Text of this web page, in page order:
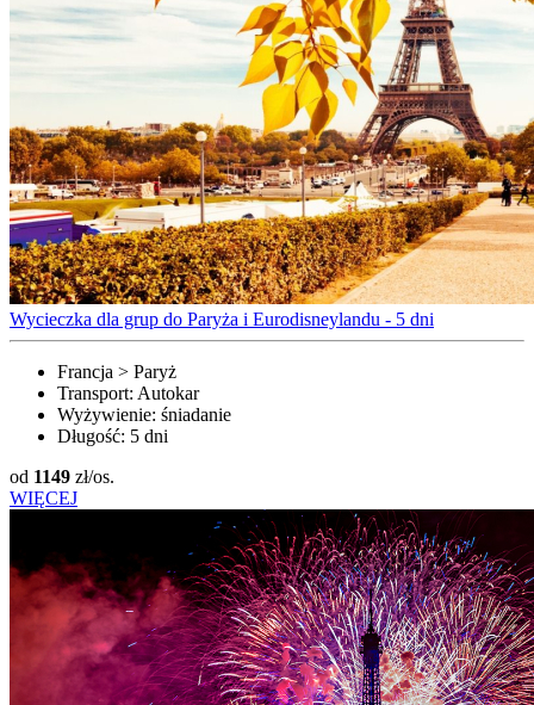
Wycieczka dla grup do Paryża i Eurodisneylandu - 5 dni
Francja > Paryż
Transport: Autokar
Wyżywienie: śniadanie
Długość: 5 dni
od 1149 zł/os.
WIĘCEJ